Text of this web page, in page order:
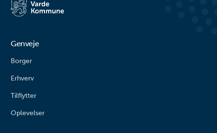
landskabet omgivet af eng og
krat. Undervejs kan du være
Genveje
Borger
Erhverv
Tilflytter
Oplevelser